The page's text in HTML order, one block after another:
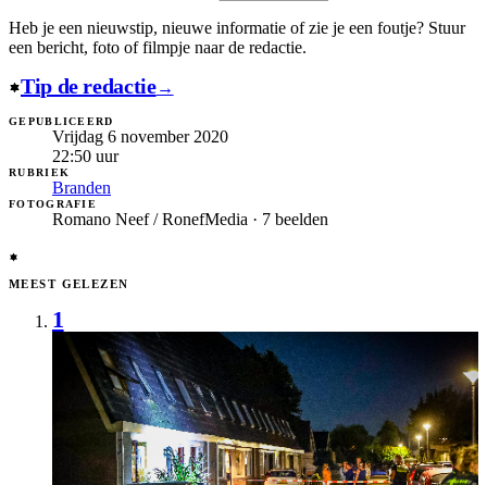
Heb je een nieuwstip, nieuwe informatie of zie je een foutje? Stuur
een bericht, foto of filmpje naar de redactie.
Tip de redactie→
GEPUBLICEERD
Vrijdag 6 november 2020
22:50 uur
RUBRIEK
Branden
FOTOGRAFIE
Romano Neef / RonefMedia · 7 beelden
MEEST GELEZEN
1